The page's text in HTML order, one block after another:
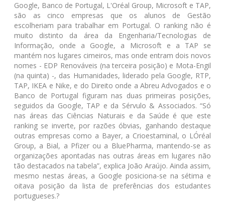
Google, Banco de Portugal, L'Oréal Group, Microsoft e TAP,
são as cinco empresas que os alunos de Gestão
escolheriam para trabalhar em Portugal. O ranking não é
muito distinto da área da Engenharia/Tecnologias de
Informação, onde a Google, a Microsoft e a TAP se
mantém nos lugares cimeiros, mas onde entram dois novos
nomes - EDP Renováveis (na terceira posição) e Mota-Engil
(na quinta) -, das Humanidades, liderado pela Google, RTP,
TAP, IKEA e Nike, e do Direito onde a Abreu Advogados e o
Banco de Portugal figuram nas duas primeiras posições,
seguidos da Google, TAP e da Sérvulo & Associados. “Só
nas áreas das Ciências Naturais e da Saúde é que este
ranking se inverte, por razões óbvias, ganhando destaque
outras empresas como a Bayer, a Crioestaminal, o LÓréal
Group, a Bial, a Pfizer ou a BluePharma, mantendo-se as
organizações apontadas nas outras áreas em lugares não
tão destacados na tabela”, explica João Araújo. Ainda assim,
mesmo nestas áreas, a Google posiciona-se na sétima e
oitava posição da lista de preferências dos estudantes
portugueses.?